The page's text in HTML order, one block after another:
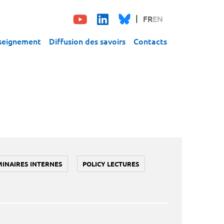
FREN
Diffusion des savoirs Contacts
INTERNES POLICY LECTURES